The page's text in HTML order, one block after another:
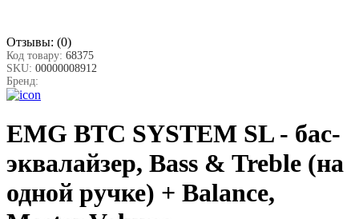
Отзывы: (0)
Код товару: 68375
SKU: 00000008912
Бренд:
EMG BTC SYSTEM SL - бас-
эквалайзер, Bass & Treble (на
одной ручке) + Balance,